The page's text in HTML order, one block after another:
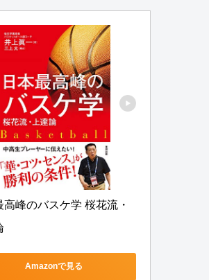
高峰のバスケ学 桜花流・
Amazonで見る